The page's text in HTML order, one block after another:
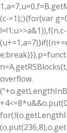
(c-=1);;){for(var
l=!1;u
overflow.